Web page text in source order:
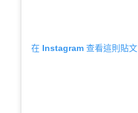
在 Instagram 查看這則貼文